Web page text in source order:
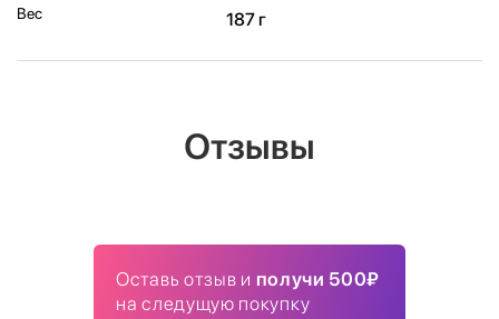
Вес 187 г
Отзывы
Оставь отзыв и получи 500₽
на следущую покупку